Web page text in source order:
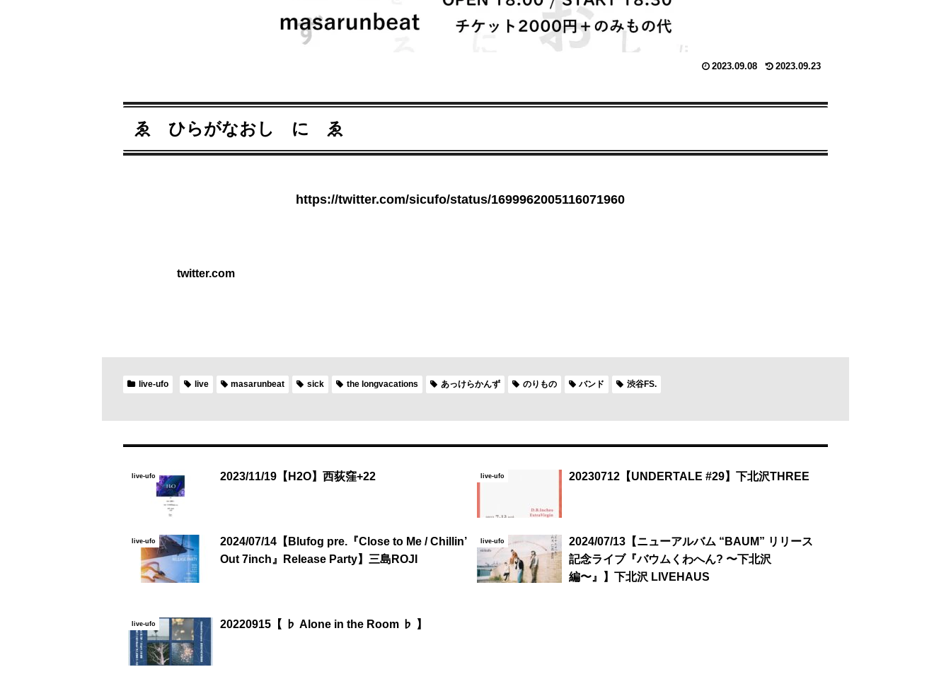
2023.09.08 2023.09.23
ゑ ひらがなおし に ゑ
https://twitter.com/sicufo/status/1699962005116071960
twitter.com
live-ufo live masarunbeat sick the longvacations あっけらかんず のりもの バンド 渋谷FS.
live-ufo 2023/11/19【H2O】西荻窪+22 live-ufo 20230712【UNDERTALE #29】下北沢THREE
live-ufo
2024/07/14【Blufog pre.『Close to Me / Chillin’
Out 7inch』Release Party】三島ROJI
live-ufo
2024/07/13【ニューアルバム “BAUM” リリース
記念ライブ『バウムくわへん? 〜下北沢
編〜』】下北沢 LIVEHAUS
live-ufo 20220915【 ♭ Alone in the Room ♭ 】